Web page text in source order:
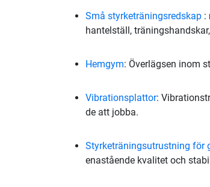
Små styrketräningsredskap :
hantelställ,
Hemgym: Överlägsen inom
Vibrationsplattor:
de att jobba.
Styrketräningsutrustning för
enastående kvalitet och